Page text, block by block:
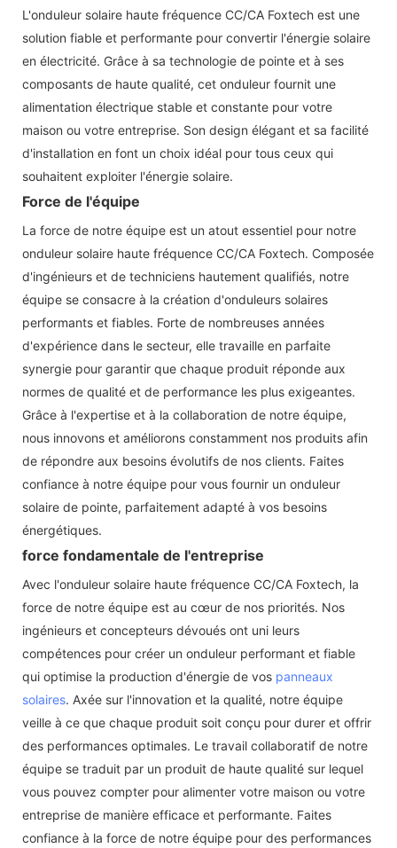
L'onduleur solaire haute fréquence CC/CA Foxtech est une
solution fiable et performante pour convertir l'énergie solaire
en électricité. Grâce à sa technologie de pointe et à ses
composants de haute qualité, cet onduleur fournit une
alimentation électrique stable et constante pour votre
maison ou votre entreprise. Son design élégant et sa facilité
d'installation en font un choix idéal pour tous ceux qui
souhaitent exploiter l'énergie solaire.
Force de l'équipe
La force de notre équipe est un atout essentiel pour notre
onduleur solaire haute fréquence CC/CA Foxtech. Composée
d'ingénieurs et de techniciens hautement qualifiés, notre
équipe se consacre à la création d'onduleurs solaires
performants et fiables. Forte de nombreuses années
d'expérience dans le secteur, elle travaille en parfaite
synergie pour garantir que chaque produit réponde aux
normes de qualité et de performance les plus exigeantes.
Grâce à l'expertise et à la collaboration de notre équipe,
nous innovons et améliorons constamment nos produits afin
de répondre aux besoins évolutifs de nos clients. Faites
confiance à notre équipe pour vous fournir un onduleur
solaire de pointe, parfaitement adapté à vos besoins
énergétiques.
force fondamentale de l'entreprise
Avec l'onduleur solaire haute fréquence CC/CA Foxtech, la
force de notre équipe est au cœur de nos priorités. Nos
ingénieurs et concepteurs dévoués ont uni leurs
compétences pour créer un onduleur performant et fiable
qui optimise la production d'énergie de vos panneaux
solaires. Axée sur l'innovation et la qualité, notre équipe
veille à ce que chaque produit soit conçu pour durer et offrir
des performances optimales. Le travail collaboratif de notre
équipe se traduit par un produit de haute qualité sur lequel
vous pouvez compter pour alimenter votre maison ou votre
entreprise de manière efficace et performante. Faites
confiance à la force de notre équipe pour des performances